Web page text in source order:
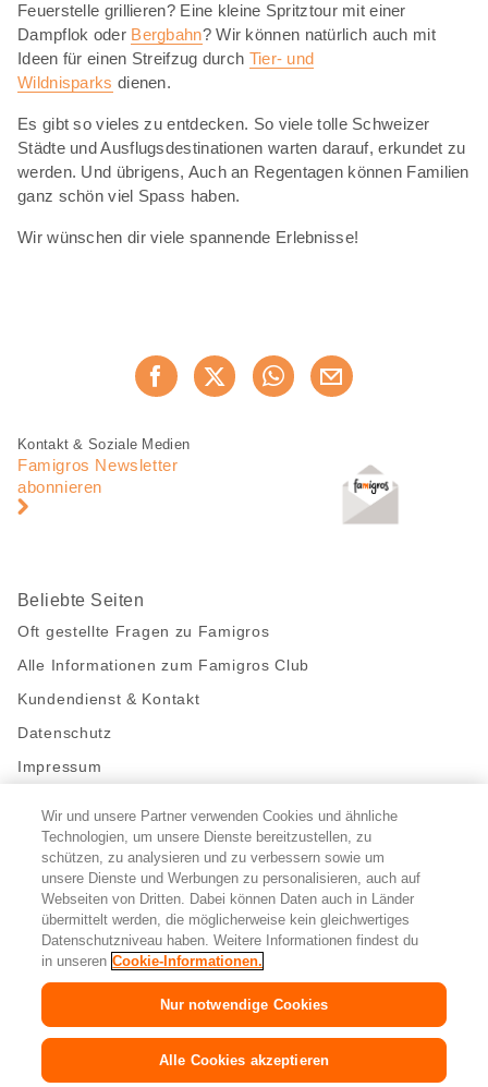
Feuerstelle grillieren? Eine kleine Spritztour mit einer
Dampflok oder Bergbahn? Wir können natürlich auch mit
Ideen für einen Streifzug durch Tier- und
Wildnisparks dienen.
Es gibt so vieles zu entdecken. So viele tolle Schweizer
Städte und Ausflugsdestinationen warten darauf, erkundet zu
werden. Und übrigens, Auch an Regentagen können Familien
ganz schön viel Spass haben.
Wir wünschen dir viele spannende Erlebnisse!
Jetzt weiterempfehlen
Fusszeile
Fusszeile
Navigation
Kontakt & Soziale Medien
Famigros Newsletter
abonnieren
Beliebte Seiten
Oft gestellte Fragen zu Famigros
Alle Informationen zum Famigros Club
Kundendienst & Kontakt
Datenschutz
Impressum
Bleibe mit uns in Kontakt
Facebook
https://twitter.com/migros
https://www.youtube.com/user/
PinterestInstagram
Cookie-Einstellungen
© 2026 Migros-Genossenschafts-Bund
FR IT
Wir und unsere Partner verwenden Cookies und ähnliche
Technologien, um unsere Dienste bereitzustellen, zu
schützen, zu analysieren und zu verbessern sowie um
unsere Dienste und Werbungen zu personalisieren, auch auf
Webseiten von Dritten. Dabei können Daten auch in Länder
übermittelt werden, die möglicherweise kein gleichwertiges
Datenschutzniveau haben. Weitere Informationen findest du
in unseren Cookie-Informationen.
Nur notwendige Cookies
Alle Cookies akzeptieren